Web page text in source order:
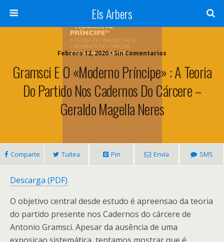
Els Arbers
Febrero 12, 2020 • Sin Comentarios
Gramsci E O «Moderno Príncipe» : A Teoria
Do Partido Nos Cadernos Do Cárcere –
Geraldo Magella Neres
Comparte Tuitea Pin Envía SMS
Descarga (PDF)
O objetivo central desde estudo é apreensao da teoria
do partido presente nos Cadernos do cárcere de
Antonio Gramsci. Apesar da ausência de uma